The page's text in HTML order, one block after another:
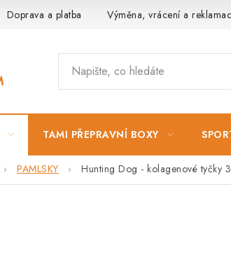
Doprava a platba Výměna, vrácení a
TAMI PŘEPRAVNÍ BOXY
PAMLSKY Hunting Dog - kolagenové tyčky